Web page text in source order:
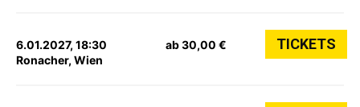
6.01.2027, 18:30
Ronacher, Wien
ab 30,00 € TICKETS